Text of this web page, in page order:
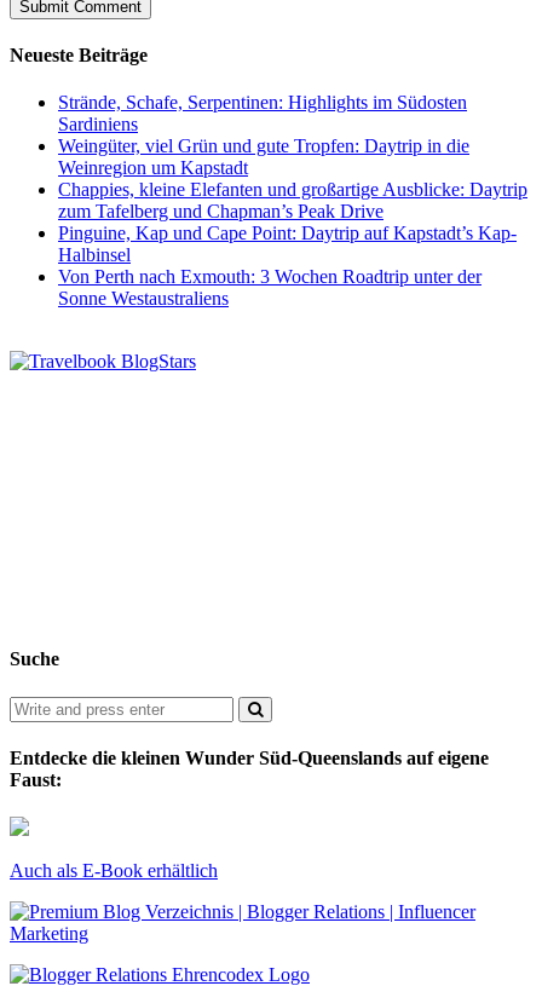
Neueste Beiträge
Strände, Schafe, Serpentinen: Highlights im Südosten
Sardiniens
Weingüter, viel Grün und gute Tropfen: Daytrip in die
Weinregion um Kapstadt
Chappies, kleine Elefanten und großartige Ausblicke: Daytrip
zum Tafelberg und Chapman’s Peak Drive
Pinguine, Kap und Cape Point: Daytrip auf Kapstadt’s Kap-
Halbinsel
Von Perth nach Exmouth: 3 Wochen Roadtrip unter der
Sonne Westaustraliens
Suche
Entdecke die kleinen Wunder Süd-Queenslands auf eigene
Faust:
Auch als E-Book erhältlich